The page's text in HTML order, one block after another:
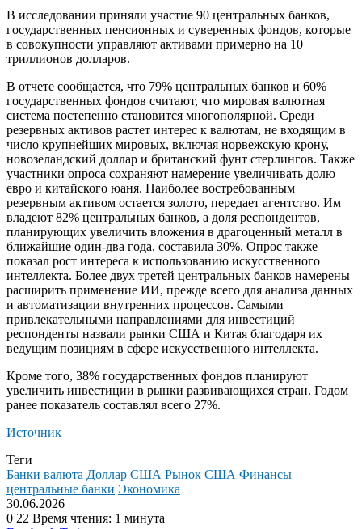
В исследовании приняли участие 90 центральных банков,
государственных пенсионных и суверенных фондов, которые
в совокупности управляют активами примерно на 10
триллионов долларов.
В отчете сообщается, что 79% центральных банков и 60%
государственных фондов считают, что мировая валютная
система постепенно становится многополярной. Среди
резервных активов растет интерес к валютам, не входящим в
число крупнейших мировых, включая норвежскую крону,
новозеландский доллар и британский фунт стерлингов. Также
участники опроса сохраняют намерение увеличивать долю
евро и китайского юаня. Наиболее востребованным
резервным активом остается золото, передает агентство. Им
владеют 82% центральных банков, а доля респондентов,
планирующих увеличить вложения в драгоценный металл в
ближайшие один-два года, составила 30%. Опрос также
показал рост интереса к использованию искусственного
интеллекта. Более двух третей центральных банков намерены
расширить применение ИИ, прежде всего для анализа данных
и автоматизации внутренних процессов. Самыми
привлекательными направлениями для инвестиций
респонденты назвали рынки США и Китая благодаря их
ведущим позициям в сфере искусственного интеллекта.
Кроме того, 38% государственных фондов планируют
увеличить инвестиции в рынки развивающихся стран. Годом
ранее показатель составлял всего 27%.
Источник
Теги
Банки валюта Доллар США Рынок США Финансы
центральные банки Экономика
30.06.2026
0 22 Время чтения: 1 минута